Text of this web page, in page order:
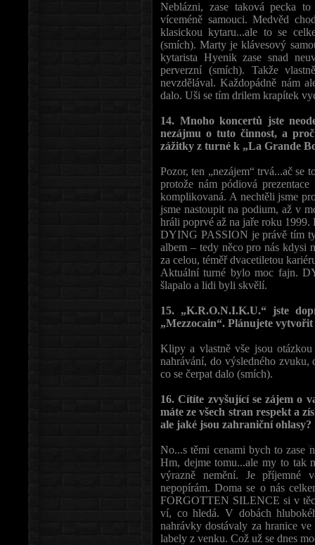
Neblázni, zase taková pecka
víceméně samouci. Medvěd
klasickou kytaru...ale to se
(smích). Marty je klávesový
kytarista Hyenik zase snad
perverzní (smích). Takže
nevzdělával. Každopádně nám
dalo. Uši se tím drilem krapítek
14. Mnoho koncertů jste
nezájmu o tuto činnost, a
zážitky z turné k „La Grande
Pozor, ten „nezájem“ trvá...ač se
protože nám pódiová
komplikovaná. A nechtěli jsme
jsme nastoupit na podium, až v
hráli poprvé až na jaře roku 1999.
DYING PASSION je právě tím
albem – tedy něco pro nás kdysi
za celou, téměř dvacetiletou
Aktuální turné bylo moc fajn.
šlapalo a lidi byli skvělí.
15. „K.R.O.N.I.K.U.“ jste
„Mezzocain“. Plánujete
Klipy a vlastně vše jsou
nahrávání, do výsledného
co se čerpat dalo (smích).
16. Cítíte zvyšující se zájem o
máte ze všech stran respekt a
ale jaké jsou zahraniční ohlasy?
No...s těmi cenami bych to zase
Hm, dejme tomu...ale my to tak
výrazně nemění. Je příjemné
nepopírám. Doma se o nás
FORGOTTEN SILENCE si v
ví, co hledá. V dobách
nahrávky dostávaly za hranice
labely z venku. Což už se dnes